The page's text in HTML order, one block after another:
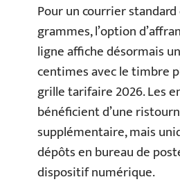
Pour un courrier
grammes, l’option
ligne affiche désormais
centimes avec le timbre
grille tarifaire 2026. Les
bénéficient d’une
supplémentaire, mais
dépôts en bureau de
dispositif numérique.